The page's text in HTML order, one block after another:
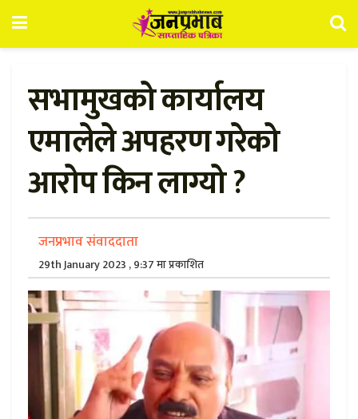
सभामुखको कार्यालय
एमालेले अपहरण गरेको
आरोप किन लाग्यो ?
जनप्रभाव संवाददाता
29th January 2023 , 9:37 मा प्रकाशित